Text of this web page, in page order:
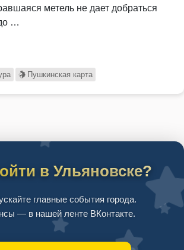
метель не дает добраться
…
Пушкинская карта
в Ульяновске?
главные события города.
— в нашей ленте ВКонтакте.